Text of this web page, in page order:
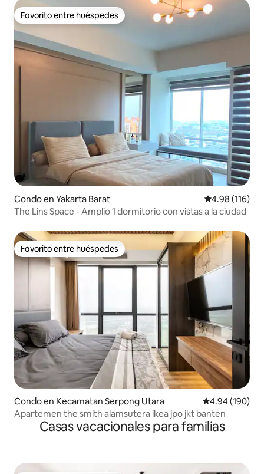
Favorito entre huéspedes
Favorito entre huéspedes
Condo en Yakarta Barat Calificación
4.98 (116)
The Lins Space - Amplio 1 dormitorio con vistas a la ciudad
Favorito entre huéspedes
Favorito entre huéspedes
Condo en Kecamatan Serpong Utara Calificación
4.94 (190)
Apartemen the smith alamsutera ikea jpo jkt banten
Casas vacacionales para familias